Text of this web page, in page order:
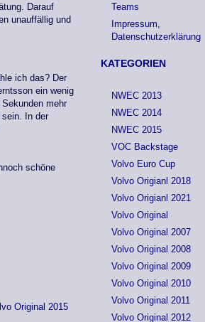
Darauf
unauffällig und
ich das? Der
ein wenig
mehr
In der
schöne
Original 2015
Teams
Impressum,
Datenschutzerklärung
KATEGORIEN
NWEC 2013
NWEC 2014
NWEC 2015
VOC Backstage
Volvo Euro Cup
Volvo Origianl 2018
Volvo Origianl 2021
Volvo Original
Volvo Original 2007
Volvo Original 2008
Volvo Original 2009
Volvo Original 2010
Volvo Original 2011
Volvo Original 2012